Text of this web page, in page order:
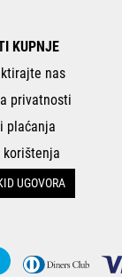
KUPNJE
nas
privatnosti
plaćanja
korištenja
UGOVORA